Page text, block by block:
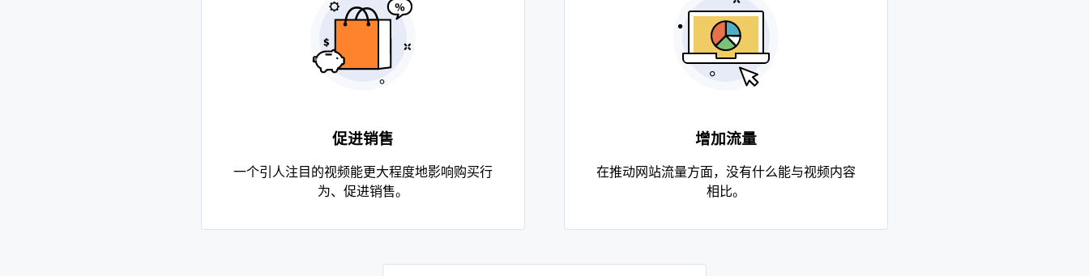
促进销售
一个引人注目的视频能更大程度地影响购买行
为、促进销售。
增加流量
在推动网站流量方面，没有什么能与视频内容
相比。